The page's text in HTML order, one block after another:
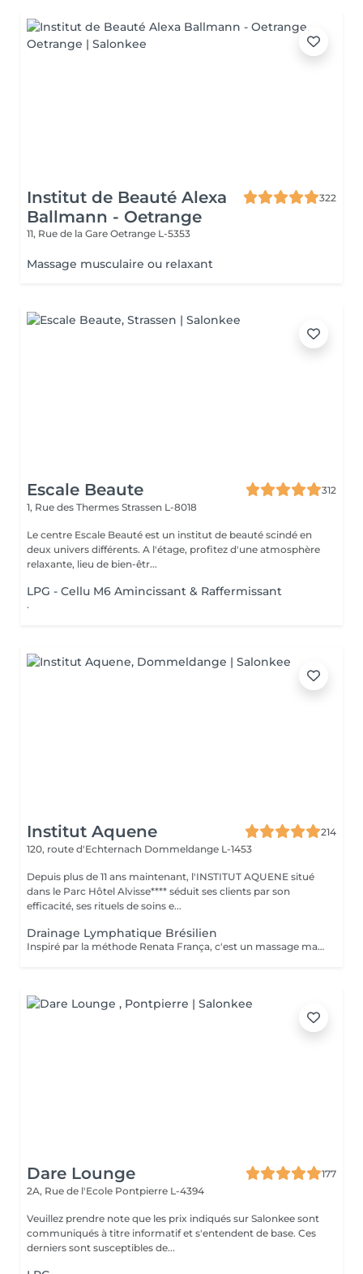
Institut de Beauté Alexa
Ballmann - Oetrange
322
11, Rue de la Gare Oetrange L-5353
Massage musculaire ou relaxant
Escale Beaute
312
1, Rue des Thermes Strassen L-8018
Le centre Escale Beauté est un institut de beauté scindé en
deux univers différents. A l'étage, profitez d'une atmosphère
relaxante, lieu de bien-êtr...
LPG - Cellu M6 Amincissant & Raffermissant
.
Institut Aquene
214
120, route d'Echternach Dommeldange L-1453
Depuis plus de 11 ans maintenant, l'INSTITUT AQUENE situé
dans le Parc Hôtel Alvisse**** séduit ses clients par son
efficacité, ses rituels de soins e...
Drainage Lymphatique Brésilien
Inspiré par la méthode Renata França, c'est un massage manuel destiné a stimuler la circulation lymphatique et à détoxifier l'organisme. Par des manuvres manuelles variant la pression en suivant le sens de la circulation lymphatique l'organisme est nettoyé et son système immunitaire renforcé. La lymphe draine les liquides excédentaires, les toxines et les débris cellulaires pour un résultat immédiat ! Peut être fait avant une séance de madérothérapie pour encore plus de bien fait !!
Dare Lounge
177
2A, Rue de l'Ecole Pontpierre L-4394
Veuillez prendre note que les prix indiqués sur Salonkee sont
communiqués à titre informatif et s'entendent de base. Ces
derniers sont susceptibles de...